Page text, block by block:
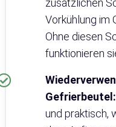
Vorkühlung im
Ohne diesen
funktionieren
Gefrierbeutel:
und praktisch,